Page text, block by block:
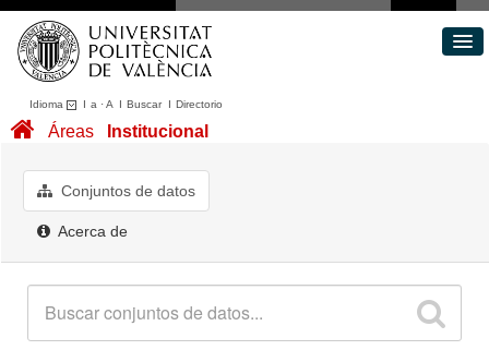
Idioma I a ·A I BuscarI Directorio
Conjuntos de datos
Acerca de
Áreas Institucional
Conjuntos de datos
Acerca de